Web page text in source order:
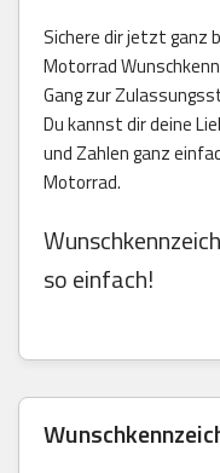
Sichere dir jetzt ganz
Motorrad
Gang zur
Du kannst dir deine
und Zahlen ganz
Motorrad.
so einfach!